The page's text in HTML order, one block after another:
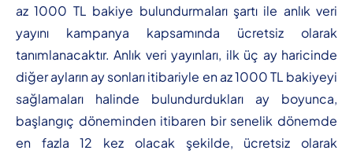
az 1000 TL bakiye bulundurmaları şartı ile anlık veri
yayını kampanya kapsamında ücretsiz olarak
tanımlanacaktır. Anlık veri yayınları, ilk üç ay haricinde
diğer ayların ay sonları itibariyle en az 1000 TL bakiyeyi
sağlamaları halinde bulundurdukları ay boyunca,
başlangıç döneminden itibaren bir senelik dönemde
en fazla 12 kez olacak şekilde, ücretsiz olarak